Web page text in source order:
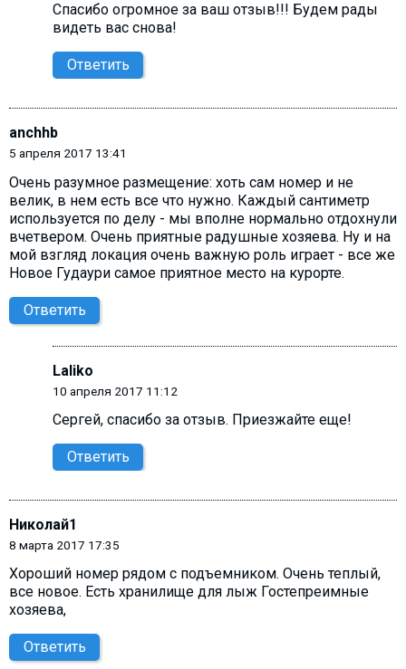
Спасибо огромное за ваш отзыв!!! Будем рады
видеть вас снова!
Ответить
anchhb
5 апреля 2017 13:41
Очень разумное размещение: хоть сам номер и не
велик, в нем есть все что нужно. Каждый сантиметр
используется по делу - мы вполне нормально отдохнули
вчетвером. Очень приятные радушные хозяева. Ну и на
мой взгляд локация очень важную роль играет - все же
Новое Гудаури самое приятное место на курорте.
Ответить
Laliko
10 апреля 2017 11:12
Сергей, cпасибо за отзыв. Приезжайте еще!
Ответить
Николай1
8 марта 2017 17:35
Хороший номер рядом с подъемником. Очень теплый,
все новое. Есть хранилище для лыж Гостепреимные
хозяева,
Ответить